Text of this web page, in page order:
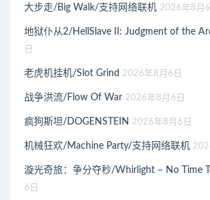
大步走/Big Walk/支持网络联机 2026年8月6
地狱仆从2/HellSlave II: Judgment of the
日
老虎机挂机/Slot Grind 2026年8月6日
战争洪流/Flow Of War 2026年8月6日
疯狗斯坦/DOGENSTEIN 2026年8月6日
机械狂欢/Machine Party/支持网络联机
漩光奇旅：争分夺秒/Whirlight – No Time
6日